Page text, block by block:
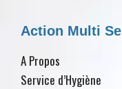
Action Multi
A Propos
Service d’Hygiène